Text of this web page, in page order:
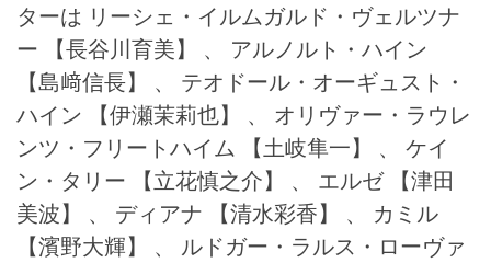
ターは リーシェ・イルムガルド・ヴェルツナ
ー
【長谷川育美】 、 アルノルト・ハイン
【島﨑信長】 、 テオドール・オーギュスト・
ハイン
【伊瀬茉莉也】 、 オリヴァー・ラウレ
ンツ・フリートハイム
【土岐隼一】 、 ケイ
ン・タリー
【立花慎之介】 、 エルゼ 【津田
美波】 、 ディアナ
【清水彩香】 、 カミル
【濱野大輝】 、 ルドガー・ラルス・ローヴァ